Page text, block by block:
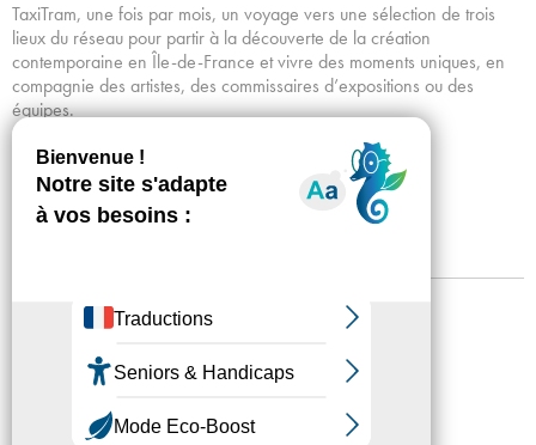
TaxiTram, une fois par mois, un voyage vers une sélection de trois
lieux du réseau pour partir à la découverte de la création
contemporaine en Île-de-France et vivre des moments uniques, en
compagnie des artistes, des commissaires d’expositions ou des
équipes.
Avec le soutien de la Métropole du Grand Paris.
Réserver votre place
Accessibilité